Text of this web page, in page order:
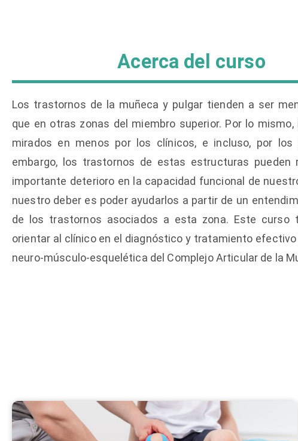
Acerca del curso
Los trastornos de la muñeca y pulgar tienden a ser
que en otras zonas del miembro superior. Por lo
mirados en menos por los clínicos, e incluso, por los
embargo, los trastornos de estas estructuras pueden
importante deterioro en la capacidad funcional de
nuestro deber es poder ayudarlos a partir de un
de los trastornos asociados a esta zona. Este curso
orientar al clínico en el diagnóstico y tratamiento
neuro-músculo-esquelética del Complejo Articular de la